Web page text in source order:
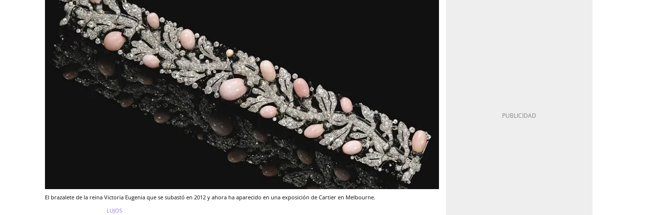
El brazalete de la reina Victoria Eugenia que se subastó en 2012 y ahora ha aparecido en una exposición de Cartier en Melbourne.
LUJOS